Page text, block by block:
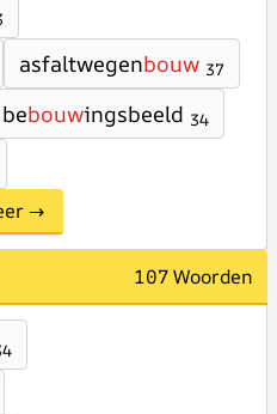
asfaltwegenbouw 37
bebouwingsbeeld 34
→
107 Woorden